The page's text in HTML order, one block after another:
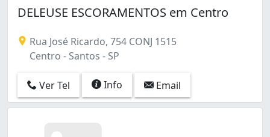
DELEUSE ESCORAMENTOS em Centro
Rua José Ricardo, 754 CONJ 1515
Centro - Santos - SP
Ver Tel Info Email